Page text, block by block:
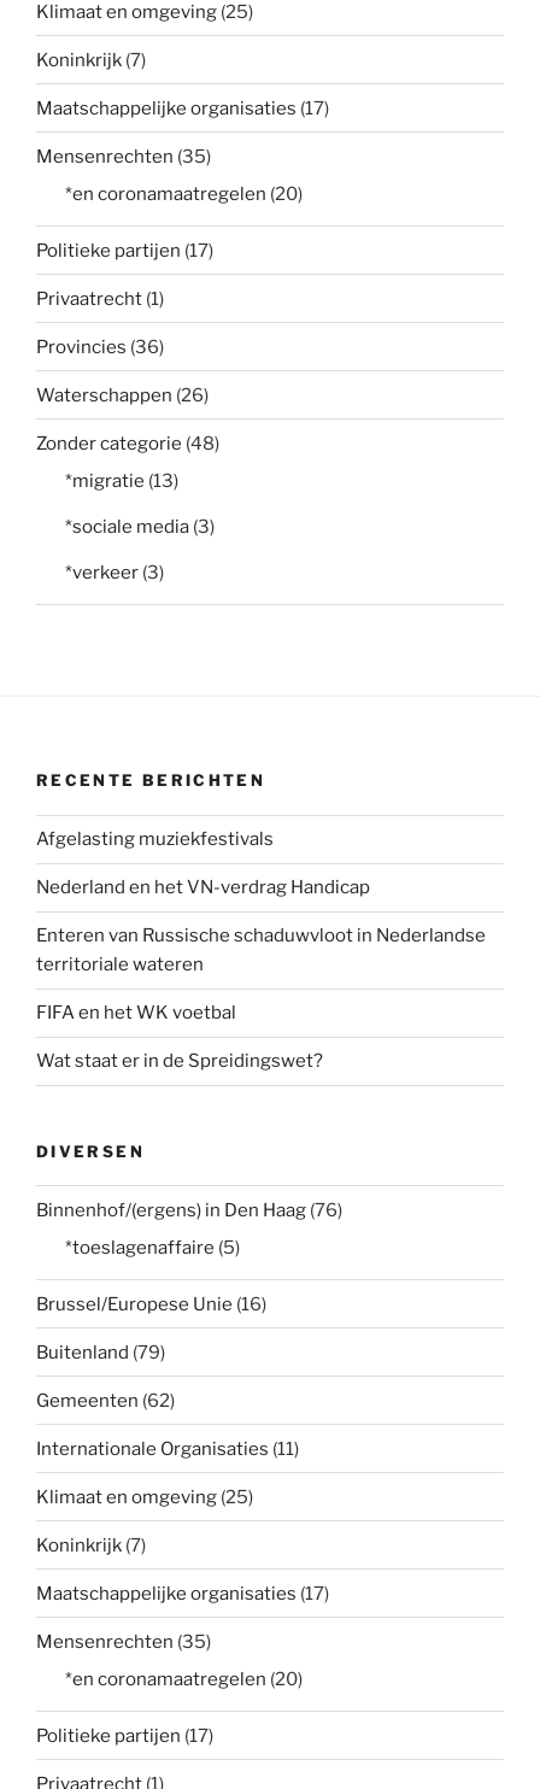
Klimaat en omgeving (25)
Koninkrijk (7)
Maatschappelijke organisaties (17)
Mensenrechten (35)
*en coronamaatregelen (20)
Politieke partijen (17)
Privaatrecht (1)
Provincies (36)
Waterschappen (26)
Zonder categorie (48)
*migratie (13)
*sociale media (3)
*verkeer (3)
RECENTE BERICHTEN
Afgelasting muziekfestivals
Nederland en het VN-verdrag Handicap
Enteren van Russische schaduwvloot in Nederlandse
territoriale wateren
FIFA en het WK voetbal
Wat staat er in de Spreidingswet?
DIVERSEN
Binnenhof/(ergens) in Den Haag (76)
*toeslagenaffaire (5)
Brussel/Europese Unie (16)
Buitenland (79)
Gemeenten (62)
Internationale Organisaties (11)
Klimaat en omgeving (25)
Koninkrijk (7)
Maatschappelijke organisaties (17)
Mensenrechten (35)
*en coronamaatregelen (20)
Politieke partijen (17)
Privaatrecht (1)